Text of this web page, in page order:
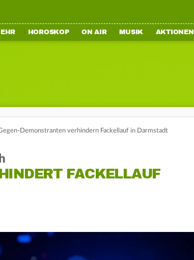
HOROSKOP ON AIR MUSIK AKTIONEN
Demonstranten verhindern Fackellauf in Darmstadt
FACKELLAUF